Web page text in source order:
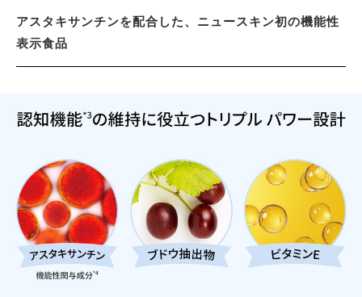
アスタキサンチンを配合した、ニュースキン初の機能性
表示食品